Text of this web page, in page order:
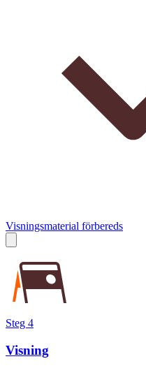
Visningsmaterial förbereds
Steg 4
Visning